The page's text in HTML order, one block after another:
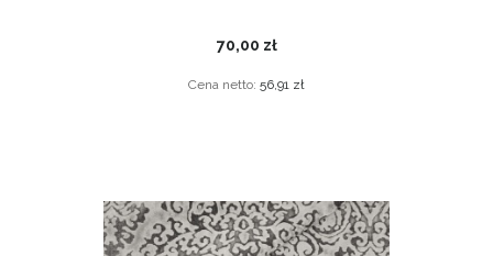
70,00 zł
Cena netto: 56,91 zł